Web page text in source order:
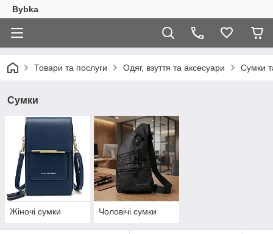
Bybka
Товари та послуги Одяг, взуття та аксесуари Сумки
Сумки
Жіночі сумки Чоловічі сумки